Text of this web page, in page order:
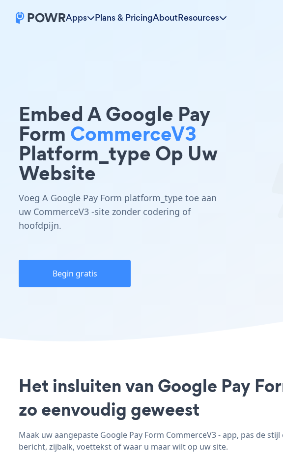
Apps Plans & PricingAboutResources
Embed A Google Pay
Form CommerceV3
Platform_type Op Uw
Website
Voeg A Google Pay Form platform_type toe aan
uw CommerceV3 -site zonder codering of
hoofdpijn.
Begin gratis
Het insluiten van Google Pay
zo eenvoudig geweest
Maak uw aangepaste Google Pay Form CommerceV3 - app, pas de
bericht, zijbalk, voettekst of waar u maar wilt op uw site.